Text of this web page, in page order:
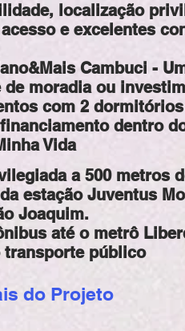
localização
e excelentes
Cambuci -
moradia ou
com 2
dentro
Vida
a 500 metros
estação Juventus
Joaquim.
até o metrô
transporte público
do Projeto